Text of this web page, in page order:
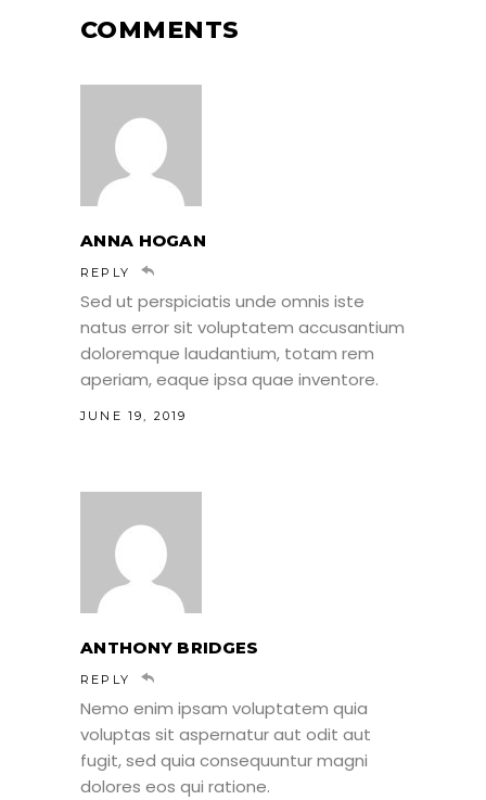
COMMENTS
ANNA HOGAN
REPLY
Sed ut perspiciatis unde omnis iste
natus error sit voluptatem accusantium
doloremque laudantium, totam rem
aperiam, eaque ipsa quae inventore.
JUNE 19, 2019
ANTHONY BRIDGES
REPLY
Nemo enim ipsam voluptatem quia
voluptas sit aspernatur aut odit aut
fugit, sed quia consequuntur magni
dolores eos qui ratione.